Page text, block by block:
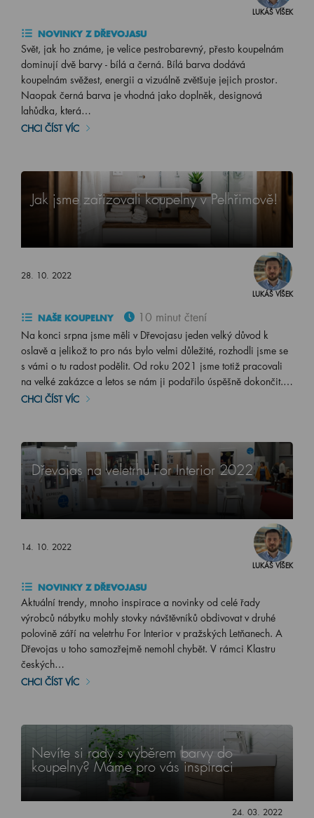
LUKÁŠ VÍŠEK
NOVINKY Z DŘEVOJASU
Svět, jak ho známe, je velice pestrobarevný, přesto koupelnám
dominují dvě barvy - bílá a černá. Bílá barva dodává
koupelnám svěžest, energii a vizuálně zvětšuje jejich prostor.
Naopak černá barva je vhodná jako doplněk, designová
lahůdka, která…
CHCI ČÍST VÍC
Jak jsme zařizovali koupelny v Pelhřimově!
LUKÁŠ VÍŠEK
28. 10. 2022
NAŠE KOUPELNY 10 minut čtení
Na konci srpna jsme měli v Dřevojasu jeden velký důvod k
oslavě a jelikož to pro nás bylo velmi důležité, rozhodli jsme se
s vámi o tu radost podělit. Od roku 2021 jsme totiž pracovali
na velké zakázce a letos se nám ji podařilo úspěšně dokončit.…
CHCI ČÍST VÍC
Dřevojas na veletrhu For Interior 2022
LUKÁŠ VÍŠEK
14. 10. 2022
NOVINKY Z DŘEVOJASU
Aktuální trendy, mnoho inspirace a novinky od celé řady
výrobců nábytku mohly stovky návštěvníků obdivovat v druhé
polovině září na veletrhu For Interior v pražských Letňanech. A
Dřevojas u toho samozřejmě nemohl chybět. V rámci Klastru
českých…
CHCI ČÍST VÍC
Nevíte si rady s výběrem barvy do
koupelny? Máme pro vás inspiraci
24. 03. 2022